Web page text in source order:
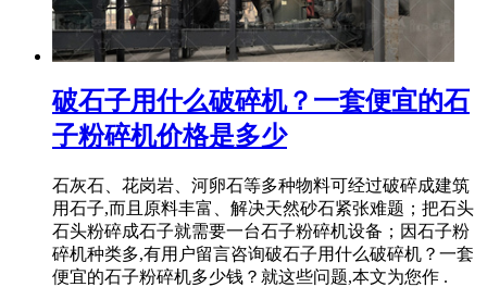
破石子用什么破碎机？一套便宜的石
子粉碎机价格是多少
石灰石、花岗岩、河卵石等多种物料可经过破碎成建筑
用石子,而且原料丰富、解决天然砂石紧张难题；把石头
石头粉碎成石子就需要一台石子粉碎机设备；因石子粉
碎机种类多,有用户留言咨询破石子用什么破碎机？一套
便宜的石子粉碎机多少钱？就这些问题,本文为您作 .